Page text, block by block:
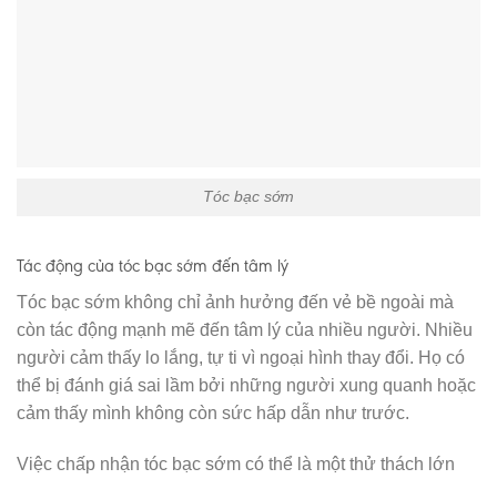
Tóc bạc sớm
Tác động của tóc bạc sớm đến tâm lý
Tóc bạc sớm không chỉ ảnh hưởng đến vẻ bề ngoài mà
còn tác động mạnh mẽ đến tâm lý của nhiều người. Nhiều
người cảm thấy lo lắng, tự ti vì ngoại hình thay đổi. Họ có
thể bị đánh giá sai lầm bởi những người xung quanh hoặc
cảm thấy mình không còn sức hấp dẫn như trước.
Việc chấp nhận tóc bạc sớm có thể là một thử thách lớn